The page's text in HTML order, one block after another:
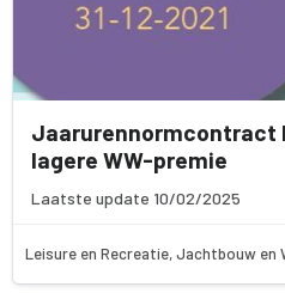
Jaarurennormcontract
lagere WW-premie
Laatste update 10/02/2025
Leisure en Recreatie, Jachtbouw en